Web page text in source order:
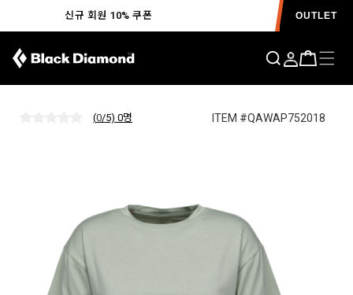
신규 회원 10% 쿠폰 OUTLET
서킷 크롭 티 WOMENS
(0/5) 0명 ITEM #QAWAP752018